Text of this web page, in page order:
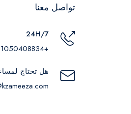
تواصل معنا
24H/7
+201050408834
هل تحتاج